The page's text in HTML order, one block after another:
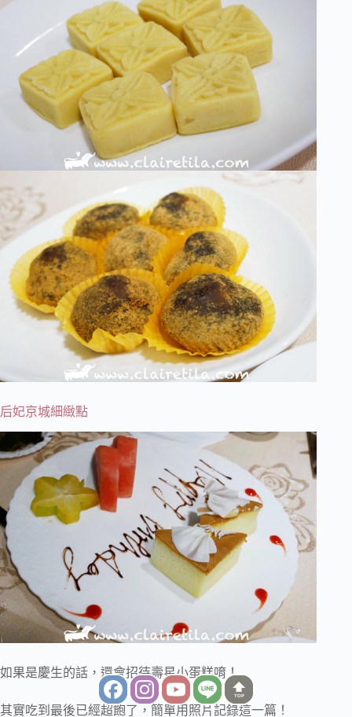
后妃京城細緻點
如果是慶生的話，還會招待壽星小蛋糕唷！
其實吃到最後已經超飽了，簡單用照片記錄這一篇！
TOP